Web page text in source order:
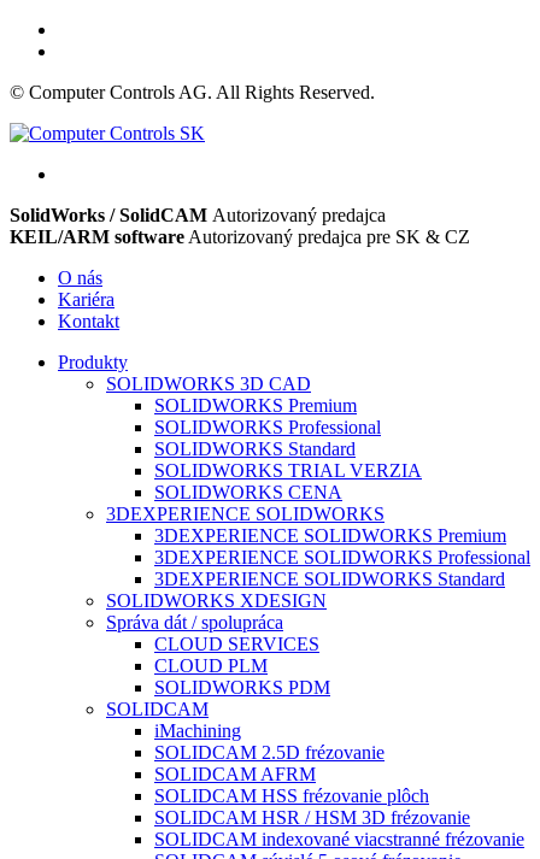
© Computer Controls AG. All Rights Reserved.
SolidWorks / SolidCAM Autorizovaný predajca
KEIL/ARM software Autorizovaný predajca pre SK & CZ
O nás
Kariéra
Kontakt
Produkty
SOLIDWORKS 3D CAD
SOLIDWORKS Premium
SOLIDWORKS Professional
SOLIDWORKS Standard
SOLIDWORKS TRIAL VERZIA
SOLIDWORKS CENA
3DEXPERIENCE SOLIDWORKS
3DEXPERIENCE SOLIDWORKS Premium
3DEXPERIENCE SOLIDWORKS Professional
3DEXPERIENCE SOLIDWORKS Standard
SOLIDWORKS XDESIGN
Správa dát / spolupráca
CLOUD SERVICES
CLOUD PLM
SOLIDWORKS PDM
SOLIDCAM
iMachining
SOLIDCAM 2.5D frézovanie
SOLIDCAM AFRM
SOLIDCAM HSS frézovanie plôch
SOLIDCAM HSR / HSM 3D frézovanie
SOLIDCAM indexované viacstranné frézovanie